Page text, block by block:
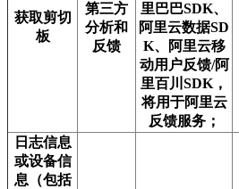
获取剪切
板
第三方
分析和
反馈
里巴巴SDK、
阿里云数据SD
K、阿里云移
动用户反馈/阿
里百川SDK，
将用于阿里云
反馈服务；
日志信息
或设备信
息（包括